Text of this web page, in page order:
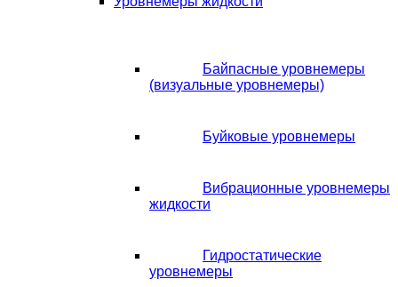
Байпасные уровнемеры
(визуальные уровнемеры)
Буйковые уровнемеры
Вибрационные уровнемеры
жидкости
Гидростатические
уровнемеры